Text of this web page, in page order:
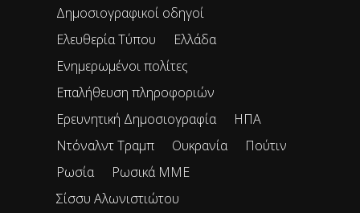
Δημοσιογραφικοί οδηγοί
Ελευθερία Τύπου
Ελλάδα
Ενημερωμένοι πολίτες
Επαλήθευση πληροφοριών
Ερευνητική Δημοσιογραφία
ΗΠΑ
Ντόναλντ Τραμπ
Ουκρανία
Πούτιν
Ρωσία
Ρωσικά ΜΜΕ
Σίσσυ Αλωνιστιώτου